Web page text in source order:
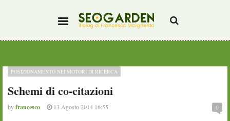
Schemi di co-citazioni
POSIZIONAMENTO NEI MOTORI DI RICERCA
byfrancesco 13 Agosto 2014 16:55 0